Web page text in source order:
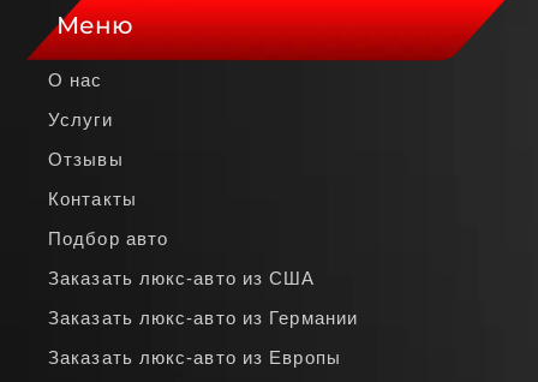
Меню
О нас
Услуги
Отзывы
Контакты
Подбор авто
Заказать люкс‑авто из США
Заказать люкс‑авто из Германии
Заказать люкс‑авто из Европы